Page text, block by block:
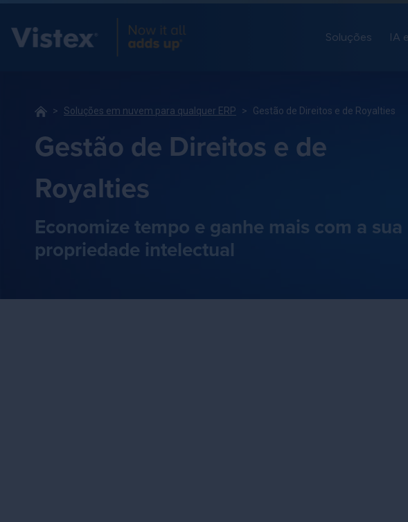
Soluções IA
Soluções em nuvem para qualquer ERP Gestão de Direitos e de Royalties
Gestão de Direitos e de
Royalties
Economize tempo e ganhe mais com a sua
propriedade intelectual